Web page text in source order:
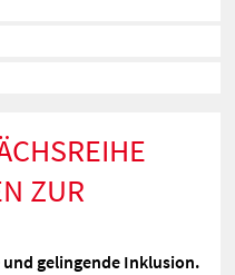
ZUR
gelingende Inklusion.